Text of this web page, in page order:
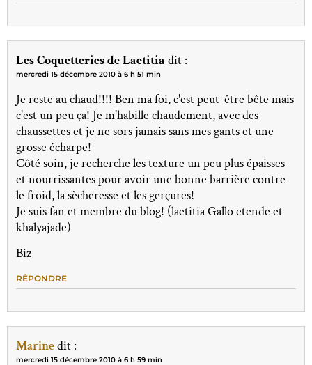
Les Coquetteries de Laetitia dit :
mercredi 15 décembre 2010 à 6 h 51 min
Je reste au chaud!!!! Ben ma foi, c'est peut-être bête mais
c'est un peu ça! Je m'habille chaudement, avec des
chaussettes et je ne sors jamais sans mes gants et une
grosse écharpe!
Côté soin, je recherche les texture un peu plus épaisses
et nourrissantes pour avoir une bonne barrière contre
le froid, la sècheresse et les gerçures!
Je suis fan et membre du blog! (laetitia Gallo etende et
khalyajade)
Biz
RÉPONDRE
Marinedit :
mercredi 15 décembre 2010 à 6 h 59 min